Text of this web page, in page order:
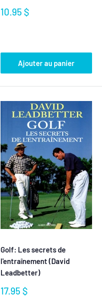
Prix
10.95 $
Ajouter au panier
Golf: Les secrets de
l'entraînement (David
Leadbetter)
Prix
17.95 $